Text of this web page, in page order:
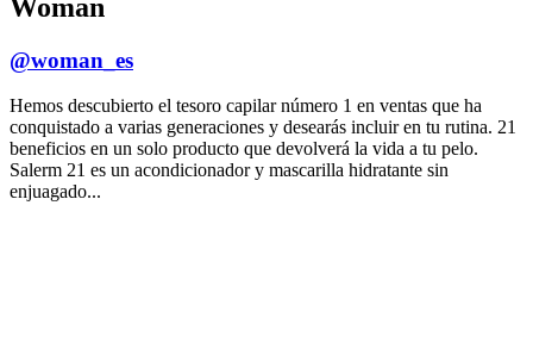
Woman
@woman_es
Hemos descubierto el tesoro capilar número 1 en ventas que ha
conquistado a varias generaciones y desearás incluir en tu rutina. 21
beneficios en un solo producto que devolverá la vida a tu pelo.
Salerm 21 es un acondicionador y mascarilla hidratante sin
enjuagado...